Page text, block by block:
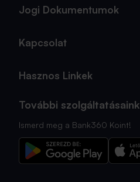
Jogi Dokumentumok
Kapcsolat
Hasznos Linkek
További szolgáltatásaink
Ismerd meg a Bank360 Koint!